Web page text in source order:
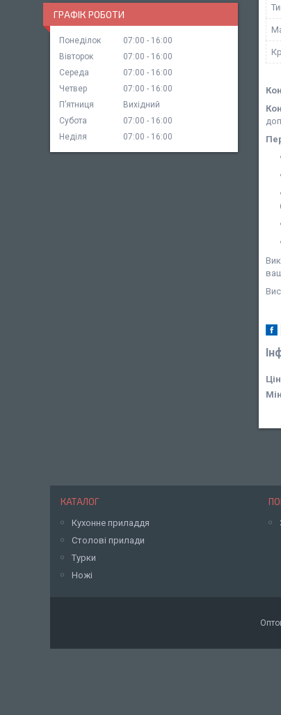
ГРАФІК РОБОТИ
Понеділок 07:00
16:00
Вівторок
07:00
16:00
Середа
07:00
16:00
Четвер
07:00
16:00
Пʼятниця
Вихідний
Субота
07:00
16:00
Неділя
07:00 16:00
КАТАЛОГ
Кухонне приладдя
Столові прилади
Турки
Ножі